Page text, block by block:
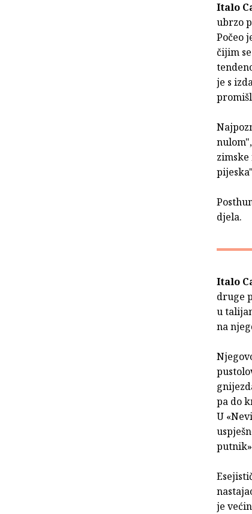
Italo
ubrzo
Počeo
čijim
je s
djela.
Italo
druge
u
na
pa do
U
je